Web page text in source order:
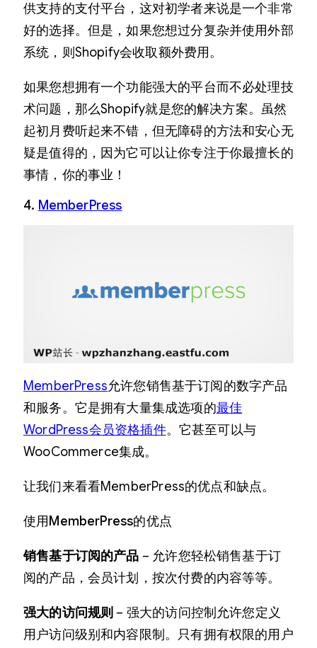
供支持的支付平台，这对初学者来说是一个非常
好的选择。但是，如果您想过分复杂并使用外部
系统，则Shopify会收取额外费用。
如果您想拥有一个功能强大的平台而不必处理技
术问题，那么Shopify就是您的解决方案。虽然
起初月费听起来不错，但无障碍的方法和安心无
疑是值得的，因为它可以让你专注于你最擅长的
事情，你的事业！
4. MemberPress
MemberPress允许您销售基于订阅的数字产品
和服务。它是拥有大量集成选项的最佳
WordPress会员资格插件。它甚至可以与
WooCommerce集成。
让我们来看看MemberPress的优点和缺点。
使用MemberPress的优点
销售基于订阅的产品 – 允许您轻松销售基于订
阅的产品，会员计划，按次付费的内容等等。
强大的访问规则 – 强大的访问控制允许您定义
用户访问级别和内容限制。只有拥有权限的用户